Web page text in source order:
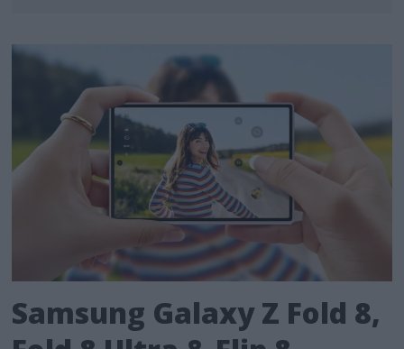
Samsung Galaxy Z Fold 8,